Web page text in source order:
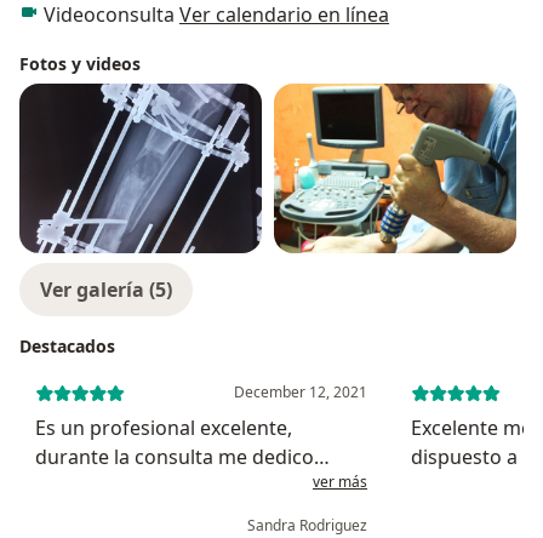
Videoconsulta Ver calendario en línea
Fotos y videos
Ver galería (5)
Destacados
December 12, 2021
Es un profesional excelente,
durante la consulta me dedico
suficiente tiempo para atender mi
dolor físico y contestar todas mis
ver más
Sandra Rodriguez
Excelente
dispuesto a